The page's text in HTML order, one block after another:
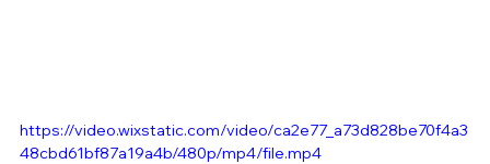
https://video.wixstatic.com/video/ca2e77_a73d828be70f4a3
48cbd61bf87a19a4b/480p/mp4/file.mp4